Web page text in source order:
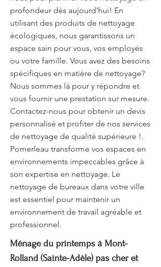
profondeur dès aujourd'hui! En
utilisant des produits de nettoyage
écologiques, nous garantissons un
espace sain pour vous, vos employés
ou votre famille. Vous avez des besoins
spécifiques en matière de nettoyage?
Nous sommes là pour y répondre et
vous fournir une prestation sur mesure.
Contactez-nous pour obtenir un devis
personnalisé et profiter de nos services
de nettoyage de qualité supérieure !.
Pomerleau transforme vos espaces en
environnements impeccables grâce à
son expertise en nettoyage. Le
nettoyage de bureaux dans votre ville
est essentiel pour maintenir un
environnement de travail agréable et
professionnel.
Ménage du printemps à Mont-
Rolland (Sainte-Adèle) pas cher et